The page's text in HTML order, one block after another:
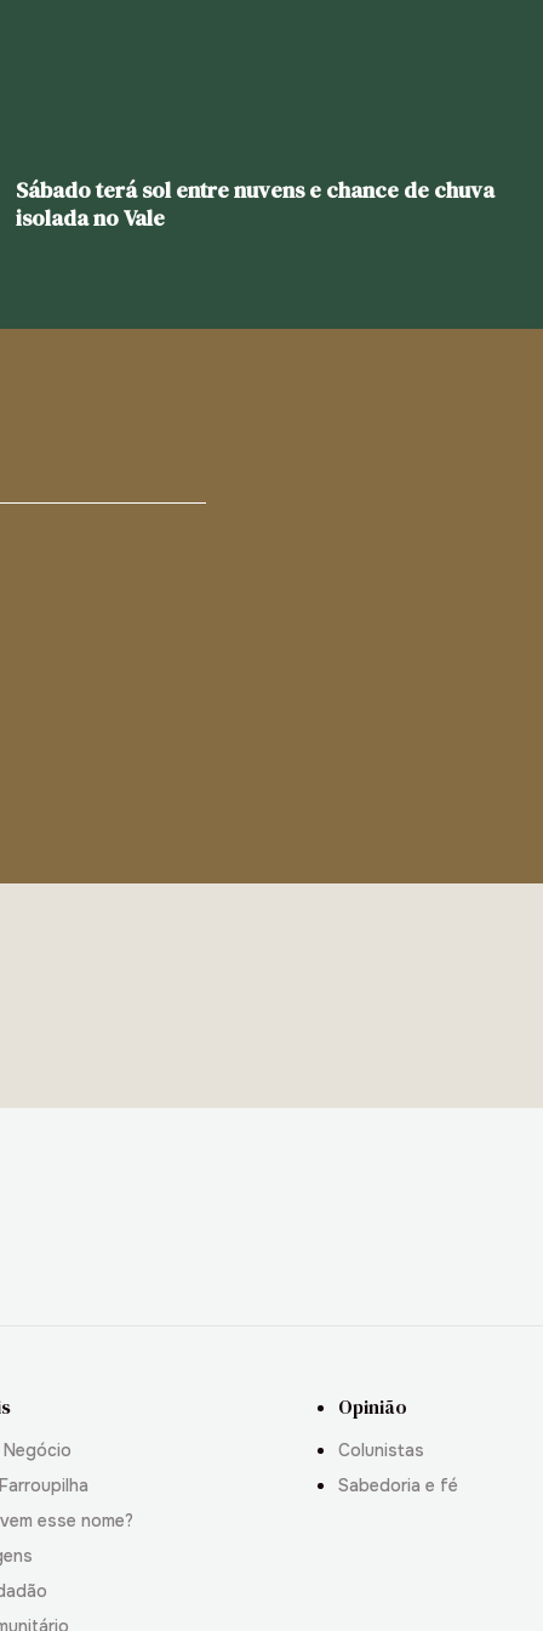
Sábado terá sol entre nuvens e chance de chuva
isolada no Vale
esse nome?
Opinião
Colunistas
Sabedoria e fé